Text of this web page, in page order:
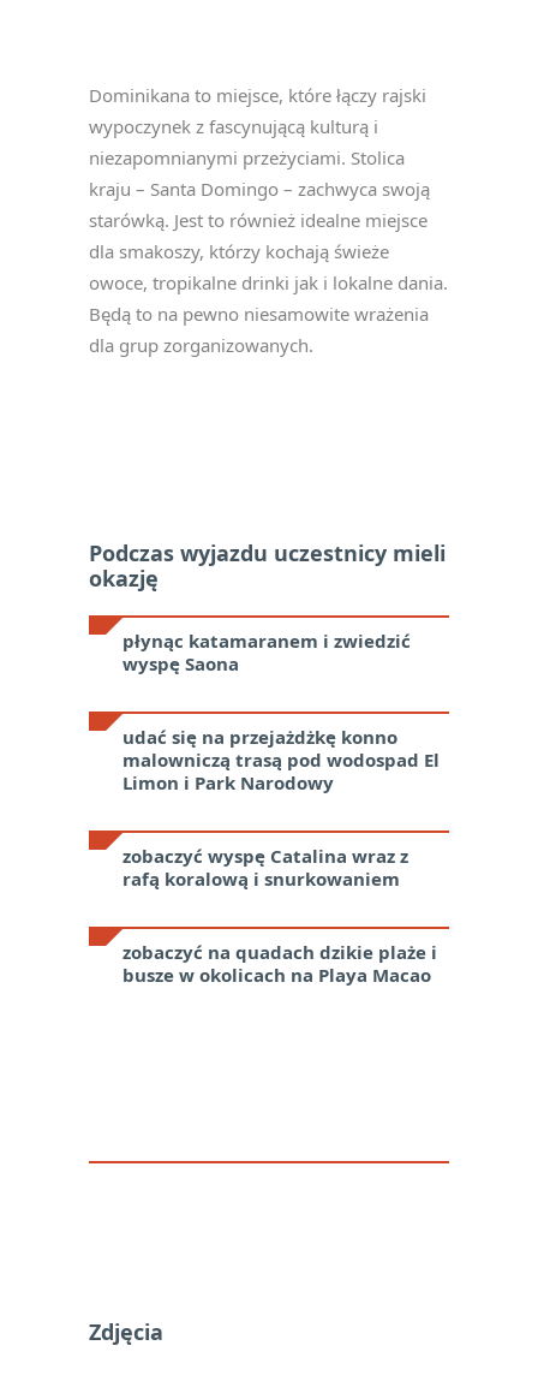
Dominikana to miejsce, które łączy rajski
wypoczynek z fascynującą kulturą i
niezapomnianymi przeżyciami. Stolica
kraju – Santa Domingo – zachwyca swoją
starówką. Jest to również idealne miejsce
dla smakoszy, którzy kochają świeże
owoce, tropikalne drinki jak i lokalne dania.
Będą to na pewno niesamowite wrażenia
dla grup zorganizowanych.
Podczas wyjazdu uczestnicy mieli
okazję
płynąc katamaranem i zwiedzić
wyspę Saona
udać się na przejażdżkę konno
malowniczą trasą pod wodospad El
Limon i Park Narodowy
zobaczyć wyspę Catalina wraz z
rafą koralową i snurkowaniem
zobaczyć na quadach dzikie plaże i
busze w okolicach na Playa Macao
Zdjęcia